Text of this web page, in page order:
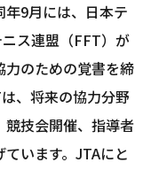
9月には、日本テ
ス連盟（FFT）が
のための覚書を締
、将来の協力分野
競技会開催、指導者
います。JTAにと